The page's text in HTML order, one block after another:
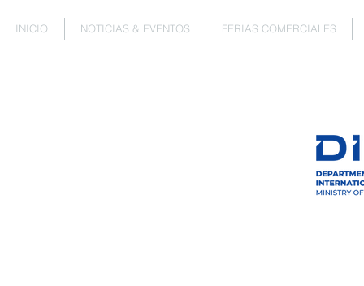
INICIO NOTICIAS & EVENTOS FERIAS COMERCIALES